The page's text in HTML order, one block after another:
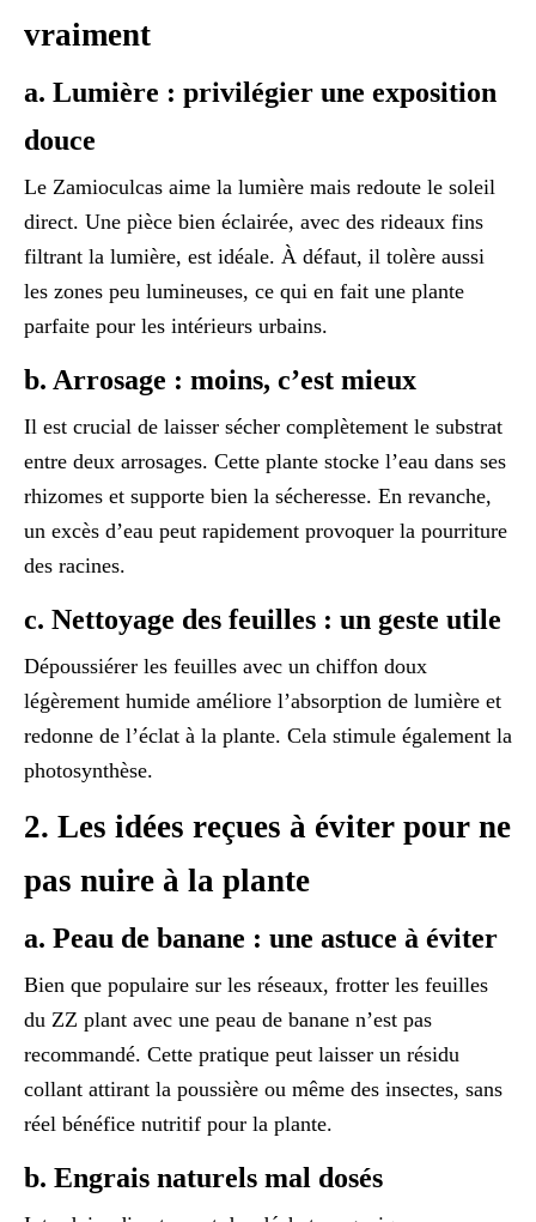
vraiment
a. Lumière : privilégier une exposition
douce
Le Zamioculcas aime la lumière mais redoute le soleil
direct. Une pièce bien éclairée, avec des rideaux fins
filtrant la lumière, est idéale. À défaut, il tolère aussi
les zones peu lumineuses, ce qui en fait une plante
parfaite pour les intérieurs urbains.
b. Arrosage : moins, c’est mieux
Il est crucial de laisser sécher complètement le substrat
entre deux arrosages. Cette plante stocke l’eau dans ses
rhizomes et supporte bien la sécheresse. En revanche,
un excès d’eau peut rapidement provoquer la pourriture
des racines.
c. Nettoyage des feuilles : un geste utile
Dépoussiérer les feuilles avec un chiffon doux
légèrement humide améliore l’absorption de lumière et
redonne de l’éclat à la plante. Cela stimule également la
photosynthèse.
2. Les idées reçues à éviter pour ne
pas nuire à la plante
a. Peau de banane : une astuce à éviter
Bien que populaire sur les réseaux, frotter les feuilles
du ZZ plant avec une peau de banane n’est pas
recommandé. Cette pratique peut laisser un résidu
collant attirant la poussière ou même des insectes, sans
réel bénéfice nutritif pour la plante.
b. Engrais naturels mal dosés